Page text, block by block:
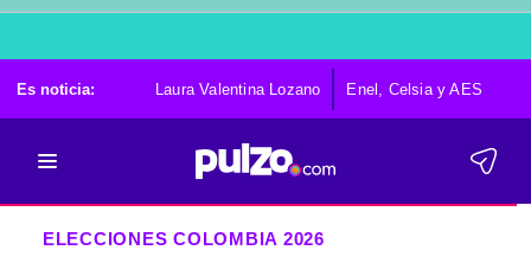
Es noticia: Laura Valentina Lozano Enel, Celsia y AES
ELECCIONES COLOMBIA 2026